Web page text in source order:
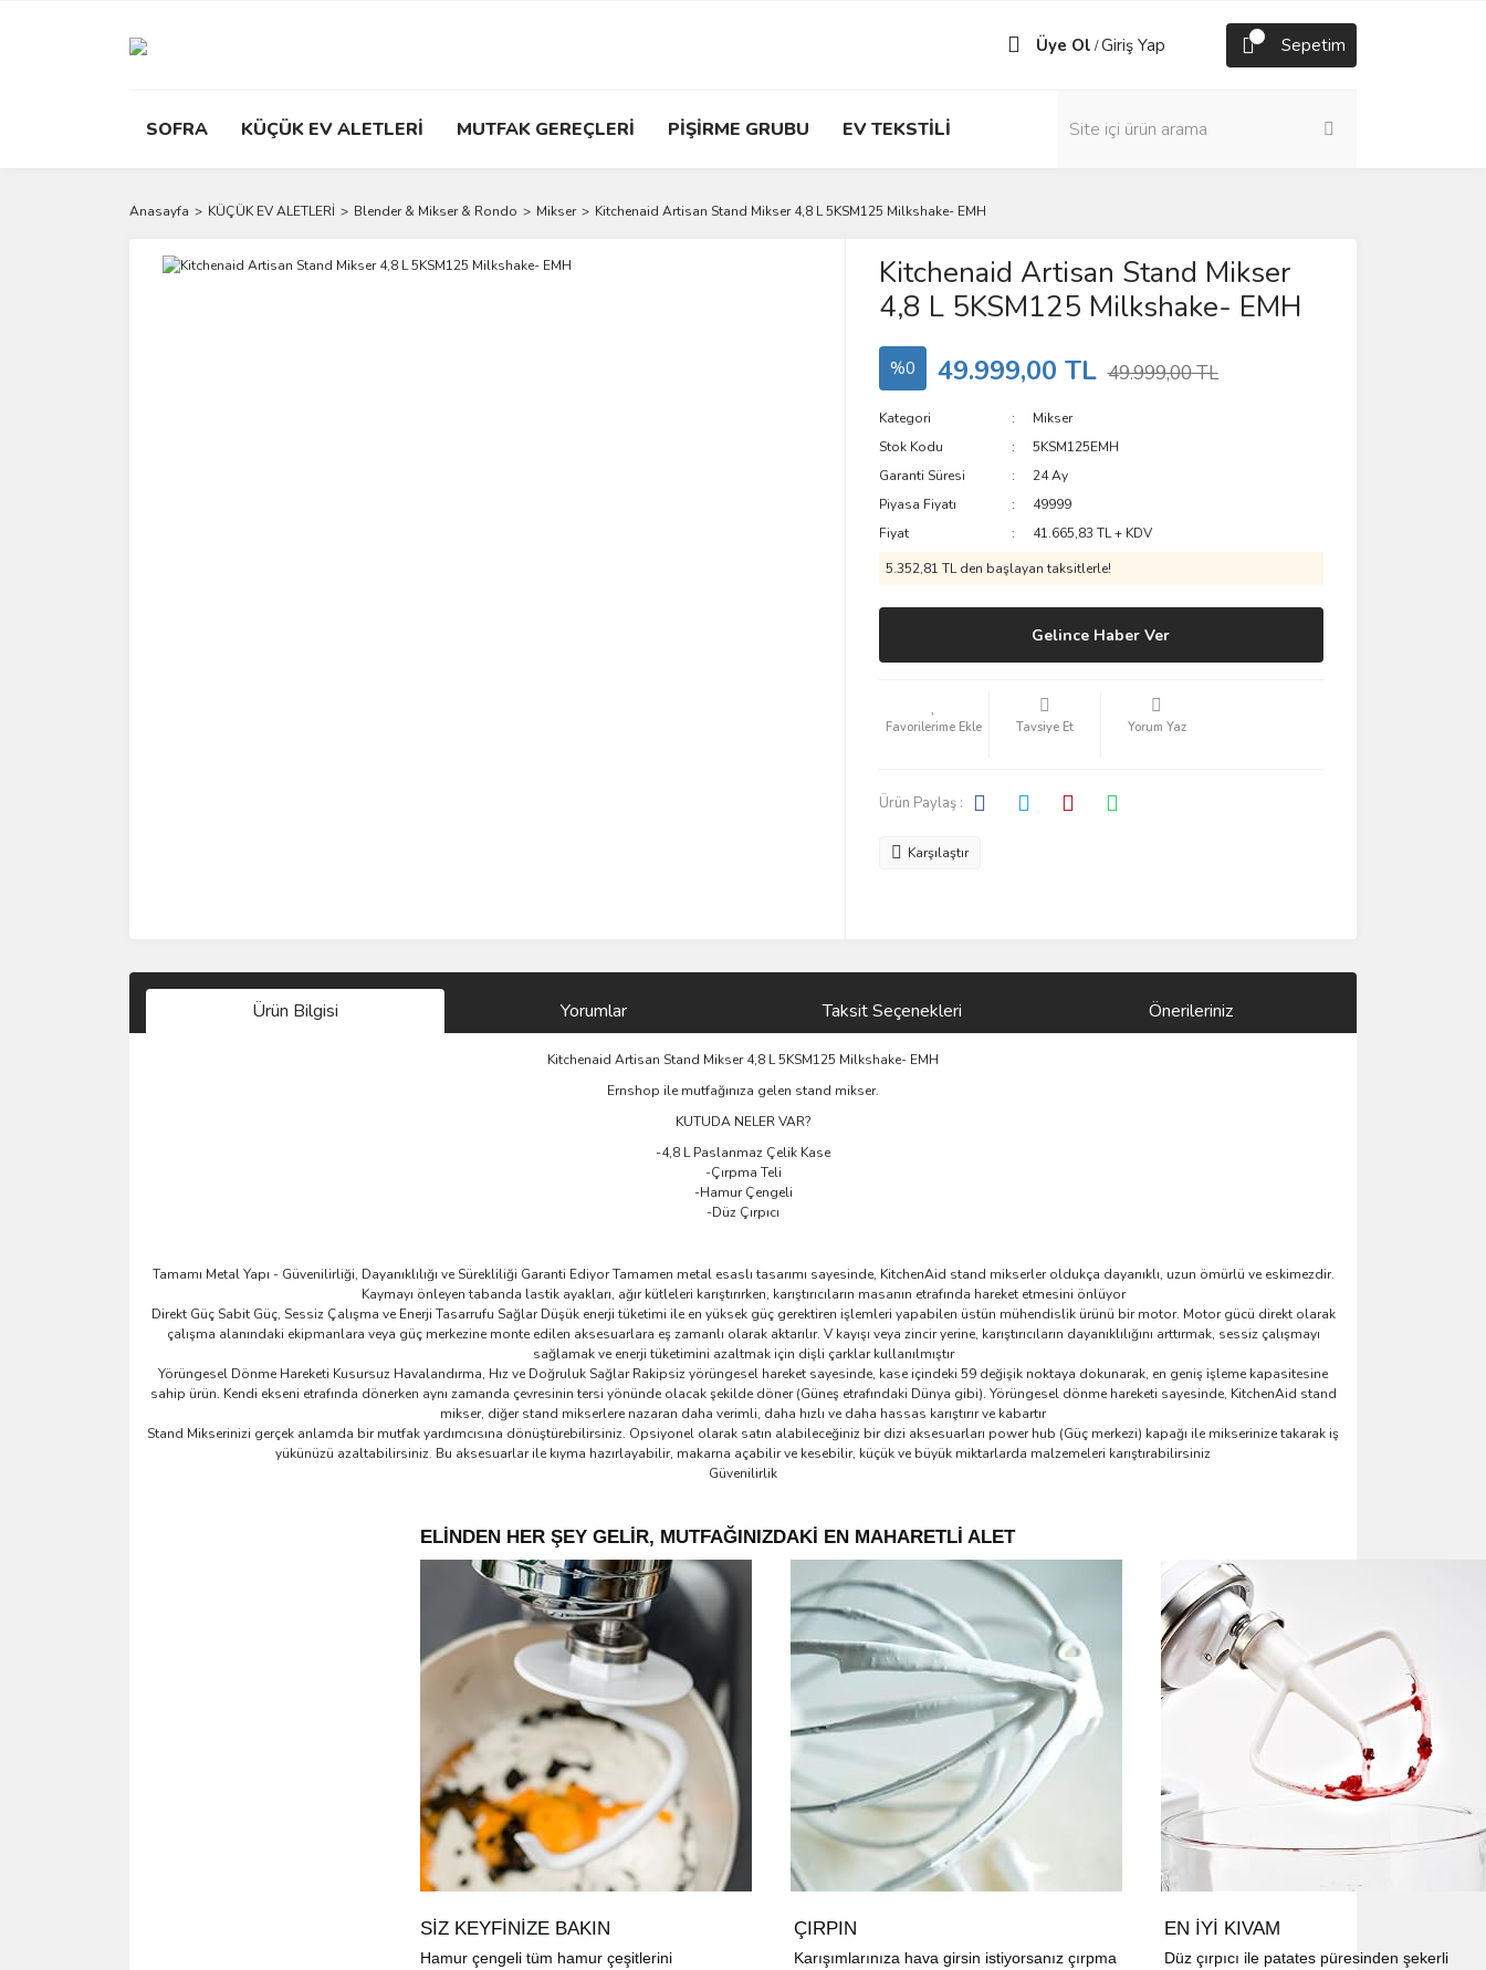
Üye Ol /Giriş Yap Sepetim
SOFRA KÜÇÜK EV ALETLERİ MUTFAK GEREÇLERİ PİŞİRME GRUBU EV TEKSTİLİ
Anasayfa KÜÇÜK EV ALETLERİ Blender & Mikser & Rondo Mikser Kitchenaid Artisan Stand Mikser 4,8 L 5KSM125 Milkshake- EMH
Kitchenaid Artisan Stand Mikser
4,8 L 5KSM125 Milkshake- EMH
%0 49.999,00 TL 49.999,00 TL
Kategori
Mikser
Stok Kodu
5KSM125EMH
Garanti Süresi
24 Ay
Piyasa Fiyatı
49999
Fiyat
41.665,83 TL + KDV
5.352,81 TL den başlayan taksitlerle!
Gelince Haber Ver
Tavsiye Et Yorum Yaz
Ürün Paylaş :
Karşılaştır
Ürün Bilgisi Yorumlar Taksit Seçenekleri Önerileriniz
Kitchenaid Artisan Stand Mikser 4,8 L 5KSM125 Milkshake- EMH
Ernshop ile mutfağınıza gelen stand mikser.
KUTUDA NELER VAR?
-4,8 L Paslanmaz Çelik Kase
-Çırpma Teli
-Hamur Çengeli
-Düz Çırpıcı
Tamamı Metal Yapı - Güvenilirliği, Dayanıklılığı ve Sürekliliği Garanti Ediyor Tamamen metal esaslı tasarımı sayesinde, KitchenAid stand mikserler oldukça dayanıklı, uzun ömürlü ve eskimezdir.
Kaymayı önleyen tabanda lastik ayakları, ağır kütleleri karıştırırken, karıştırıcıların masanın etrafında hareket etmesini önlüyor
Direkt Güç Sabit Güç, Sessiz Çalışma ve Enerji Tasarrufu Sağlar Düşük enerji tüketimi ile en yüksek güç gerektiren işlemleri yapabilen üstün mühendislik ürünü bir motor. Motor gücü direkt olarak
çalışma alanındaki ekipmanlara veya güç merkezine monte edilen aksesuarlara eş zamanlı olarak aktarılır. V kayışı veya zincir yerine, karıştırıcıların dayanıklılığını arttırmak, sessiz çalışmayı
sağlamak ve enerji tüketimini azaltmak için dişli çarklar kullanılmıştır
Yörüngesel Dönme Hareketi Kusursuz Havalandırma, Hız ve Doğruluk Sağlar Rakipsiz yörüngesel hareket sayesinde, kase içindeki 59 değişik noktaya dokunarak, en geniş işleme kapasitesine
sahip ürün. Kendi ekseni etrafında dönerken aynı zamanda çevresinin tersi yönünde olacak şekilde döner (Güneş etrafındaki Dünya gibi). Yörüngesel dönme hareketi sayesinde, KitchenAid stand
mikser, diğer stand mikserlere nazaran daha verimli, daha hızlı ve daha hassas karıştırır ve kabartır
Stand Mikserinizi gerçek anlamda bir mutfak yardımcısına dönüştürebilirsiniz. Opsiyonel olarak satın alabileceğiniz bir dizi aksesuarları power hub (Güç merkezi) kapağı ile mikserinize takarak iş
yükünüzü azaltabilirsiniz. Bu aksesuarlar ile kıyma hazırlayabilir, makarna açabilir ve kesebilir, küçük ve büyük miktarlarda malzemeleri karıştırabilirsiniz
Güvenilirlik
ELİNDEN HER ŞEY GELİR, MUTFAĞINIZDAKİ EN MAHARETLİ ALET
SİZ KEYFİNİZE BAKIN
Hamur çengeli tüm hamur çeşitlerini
ÇIRPIN
Karışımlarınıza hava girsin istiyorsanız çırpma
EN İYİ KIVAM
Düz çırpıcı ile patates püresinden şekerli